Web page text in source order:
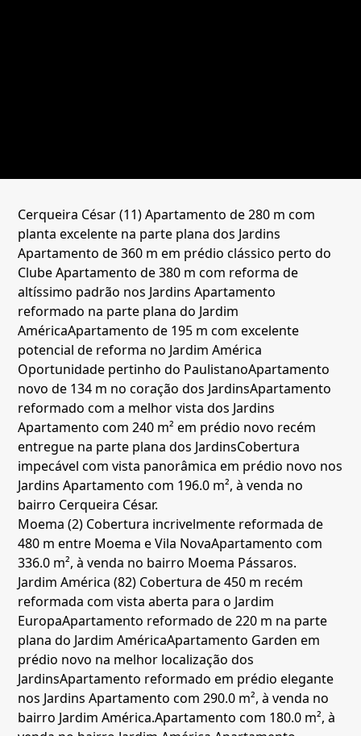
Cerqueira César (11)Apartamento de 280 m com
planta excelente na parte plana dos Jardins
Apartamento de 360 m em prédio clássico perto do
ClubeApartamento de 380 m com reforma de
altíssimo padrão nos JardinsApartamento
reformado na parte plana do Jardim
AméricaApartamento de 195 m com excelente
potencial de reforma no Jardim América
Oportunidade pertinho do PaulistanoApartamento
novo de 134 m no coração dos JardinsApartamento
reformado com a melhor vista dos Jardins
Apartamento com 240 m² em prédio novo recém
entregue na parte plana dos JardinsCobertura
impecável com vista panorâmica em prédio novo nos
JardinsApartamento com 196.0 m², à venda no
bairro Cerqueira César.
Moema (2) Cobertura incrivelmente reformada de
480 m entre Moema e Vila NovaApartamento com
336.0 m², à venda no bairro Moema Pássaros.
Jardim América (82) Cobertura de 450 m recém
reformada com vista aberta para o Jardim
EuropaApartamento reformado de 220 m na parte
plana do Jardim AméricaApartamento Garden em
prédio novo na melhor localização dos
JardinsApartamento reformado em prédio elegante
nos JardinsApartamento com 290.0 m², à venda no
bairro Jardim América.Apartamento com 180.0 m², à